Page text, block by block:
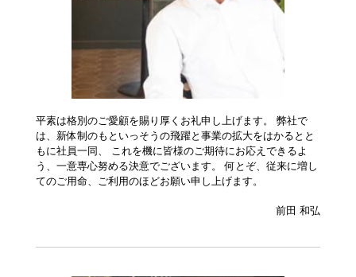
平素は格別のご愛顧を賜り厚くお礼申し上げます。 弊社で
は、新体制のもといっそうの飛躍と事業の拡大をはかるとと
もに社員一同、 これを機に皆様のご期待にお応えできるよ
う、一意専心努める決意でございます。 何とぞ、従来に増し
てのご用命、ご利用のほどお願い申し上げます。
前田 和弘